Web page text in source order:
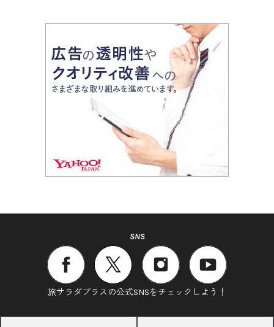
SNS
旅サラダプラスの公式SNSをチェックしよう！